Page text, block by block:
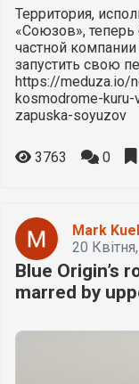
Территория,
«Союзов»,
частной
запустить свою
https://
kosmodrome-
zapuska-soyuzov
3763 0
Mark
20
Blue Origin’s
marred by